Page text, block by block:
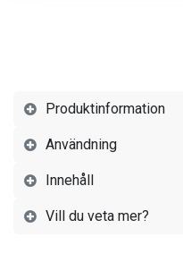
Produktinformation
Användning
Innehåll
Vill du veta mer?